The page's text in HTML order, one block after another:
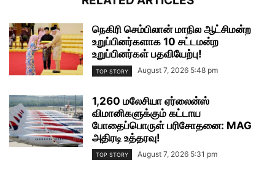
நெகிரி செம்பிலான் மாநில ஆட்சிமன்ற
உறுப்பினர்களாக 10 சட்டமன்ற
உறுப்பினர்கள் பதவியேற்பு!
TOP STORY August 7, 2026 5:48 pm
1,260 மலேசியா ஏர்லைன்ஸ்
விமானிகளுக்கும் கட்டாய
போதைப்பொருள் பரிசோதனை: MAG
அதிரடி உத்தரவு!
TOP STORY August 7, 2026 5:31 pm